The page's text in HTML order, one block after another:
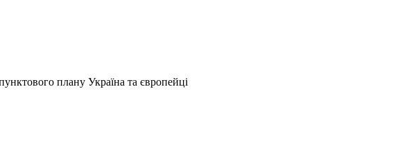
плану Україна та європейці